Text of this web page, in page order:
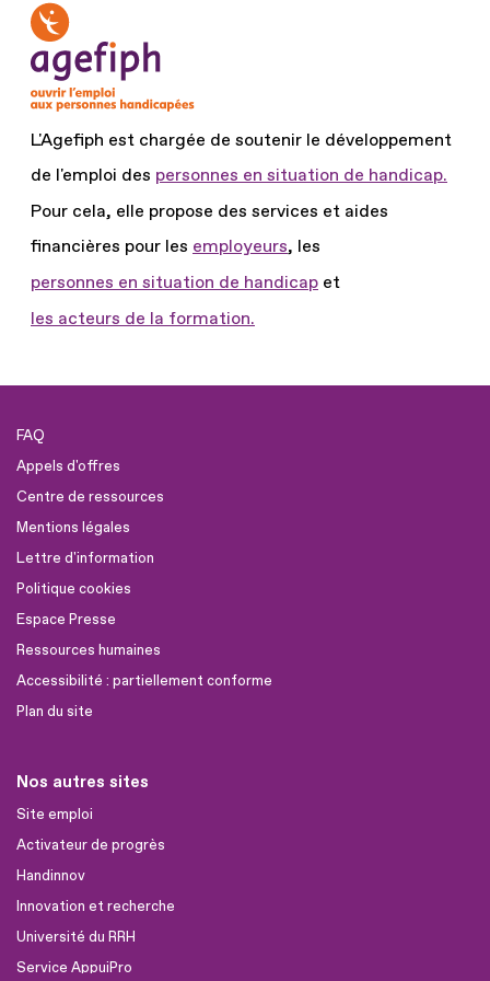
L'Agefiph est chargée de soutenir le développement
de l'emploi des personnes en situation de handicap.
Pour cela, elle propose des services et aides
financières pour les employeurs, les
personnes en situation de handicap et
les acteurs de la formation.
FAQ
Appels d'offres
Centre de ressources
Mentions légales
Lettre d'information
Politique cookies
Espace Presse
Ressources humaines
Accessibilité : partiellement conforme
Plan du site
Nos autres sites
Site emploi
Activateur de progrès
Handinnov
Innovation et recherche
Université du RRH
Service AppuiPro